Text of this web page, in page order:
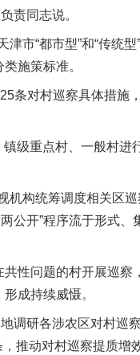
责同志说。
“都市型”和“传统
施策标准。
对村巡察具体措施
重点村、一般村进
构统筹调度相关区巡
公开”程序流于形式、
性问题的村开展巡察
成持续威慑。
研各涉农区对村巡
推动对村巡察提质增